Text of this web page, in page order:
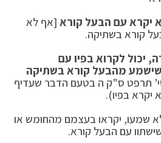
יקרא עם הבעל קורא [אף לא
קורא בשתיקה.
יכול לקרוא בפיו עם
מהבעל קורא בשתיקה
תרפט ס"ק ה בטעם הדבר שעדיף
יקרא בפיו).
שמעו, יקראו בעצמם מהחומש או
עם הבעל קורא.